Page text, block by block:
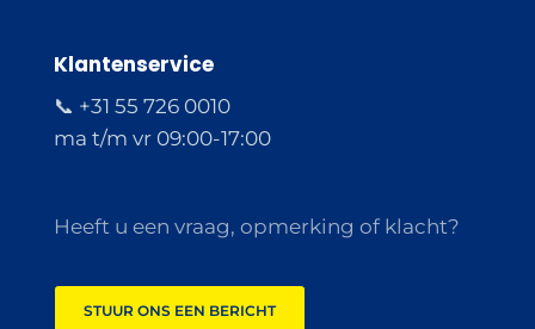
Klantenservice
📞 +31 55 726 0010
ma t/m vr 09:00-17:00
Heeft u een vraag, opmerking of klacht?
STUUR ONS EEN BERICHT